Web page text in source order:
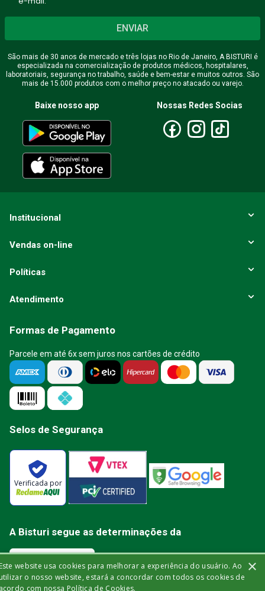
ENVIAR
São mais de 30 anos de mercado e três lojas no Rio de Janeiro, A BISTURI é
especializada na comercialização de produtos médicos, hospitalares,
laboratoriais, segurança no trabalho, saúde e bem-estar e muitos outros. São
mais de 15.000 produtos com o melhor preço no atacado ou varejo.
Baixe nosso app Nossas Redes Socias
Institucional
Vendas on-line
Políticas
Atendimento
Formas de Pagamento
Parcele em até 6x sem juros nos cartões de crédito
Selos de Segurança
Verificada por
A Bisturi segue as determinações da
×
website usa cookies para melhorar a experiência do usuário. Ao
o nosso website, estará a concordar com todos os cookies de
com nossa Política de Cookies.